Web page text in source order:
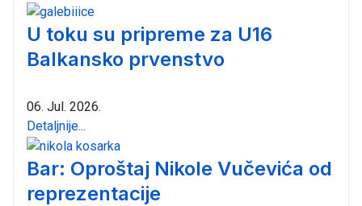
U toku su pripreme za U16
Balkansko prvenstvo
06. Jul. 2026.
Detaljnije...
Bar: Oproštaj Nikole Vučevića od
reprezentacije